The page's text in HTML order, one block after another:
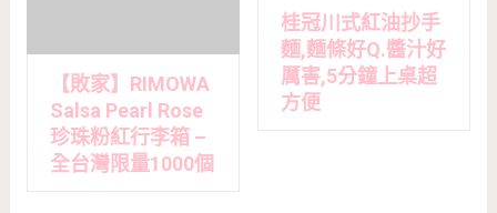
【敗家】RIMOWA
Salsa Pearl Rose
珍珠粉紅行李箱 –
全台灣限量1000個
桂冠川式紅油抄手
麵,麵條好Q.醬汁好
厲害,5分鐘上桌超
方便